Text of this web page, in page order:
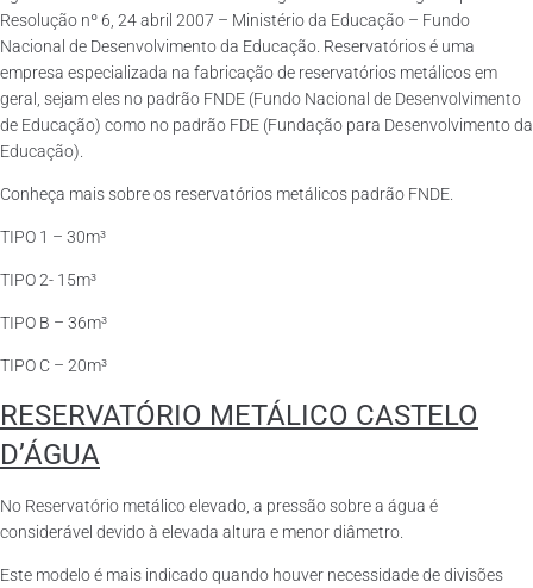
Resolução nº 6, 24 abril 2007 – Ministério da Educação – Fundo
Nacional de Desenvolvimento da Educação. Reservatórios é uma
empresa especializada na fabricação de reservatórios metálicos em
geral, sejam eles no padrão FNDE (Fundo Nacional de Desenvolvimento
de Educação) como no padrão FDE (Fundação para Desenvolvimento da
Educação).
Conheça mais sobre os reservatórios metálicos padrão FNDE.
TIPO 1 – 30m³
TIPO 2- 15m³
TIPO B – 36m³
TIPO C – 20m³
RESERVATÓRIO METÁLICO CASTELO
D’ÁGUA
No Reservatório metálico elevado, a pressão sobre a água é
considerável devido à elevada altura e menor diâmetro.
Este modelo é mais indicado quando houver necessidade de divisões